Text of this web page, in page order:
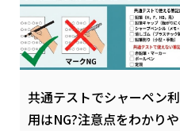
共通テストでシャーペン利
用はNG?注意点をわかりや